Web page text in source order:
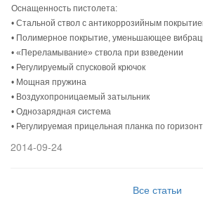
Оснащенность пистолета:
• Стальной ствол с антикоррозийным
• Полимерное покрытие, уменьшающее
• «Переламывание» ствола при взведении
• Регулируемый спусковой крючок
• Мощная пружина
• Воздухопроницаемый затыльник
• Однозарядная система
• Регулируемая прицельная планка по
2014-09-24
Все статьи